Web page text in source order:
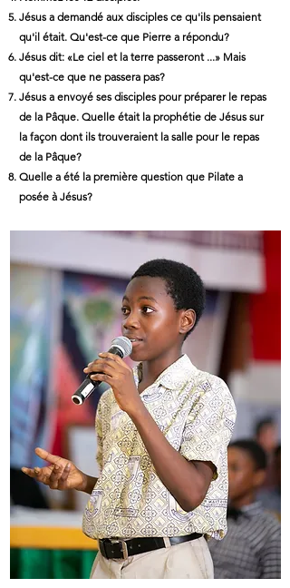
Jésus a demandé aux disciples ce qu'ils pensaient
qu'il était. Qu'est-ce que Pierre a répondu?
Jésus dit: «Le ciel et la terre passeront ...» Mais
qu'est-ce que ne passera pas?
Jésus a envoyé ses disciples pour préparer le repas
de la Pâque. Quelle était la prophétie de Jésus sur
la façon dont ils trouveraient la salle pour le repas
de la Pâque?
Quelle a été la première question que Pilate a
posée à Jésus?